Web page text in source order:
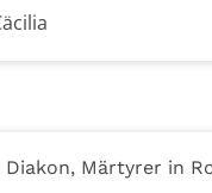
Märtyrer in